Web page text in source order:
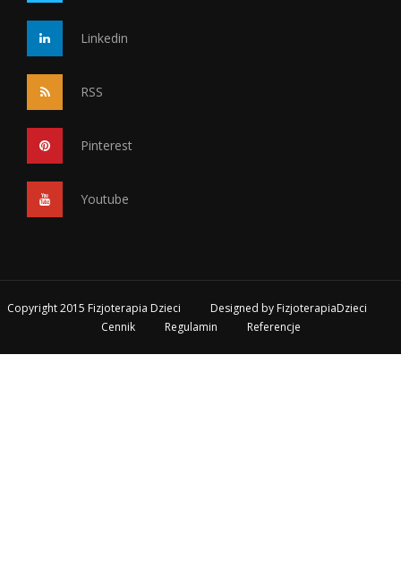
Linkedin
RSS
Pinterest
Youtube
Copyright 2015 Fizjoterapia Dzieci Designed by FizjoterapiaDzieci
Cennik
Regulamin Referencje